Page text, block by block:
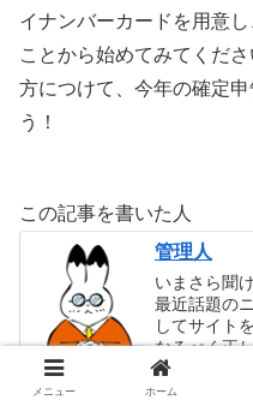
イナンバーカードを用意
ことから始めてみてくだ
方につけて、今年の確定
う！
この記事を書いた人
管理人
いまさら聞
最近話題の
してサイト
なるべく正
すが、誤っ
本業は地方
メニュー ホーム